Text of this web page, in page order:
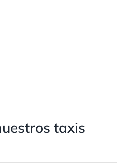
taxis